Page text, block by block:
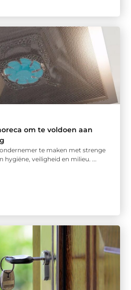
om te voldoen aan
te maken met strenge
hygiëne, veiligheid en milieu. ...